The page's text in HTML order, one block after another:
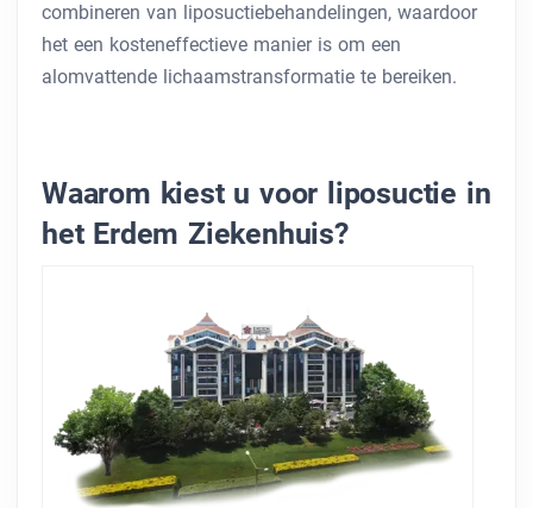
combineren van liposuctiebehandelingen, waardoor
het een kosteneffectieve manier is om een ​​
alomvattende lichaamstransformatie te bereiken.
Waarom kiest u voor liposuctie in
het Erdem Ziekenhuis?